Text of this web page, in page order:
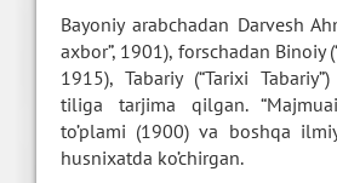
Bayoniy arabchadan Darvesh
axbor”, 1901), forschadan Binoiy
1915), Tabariy (“Tarixi
tiliga tarjima qilgan.
to’plami (1900) va boshqa
husnixatda ko’chirgan.